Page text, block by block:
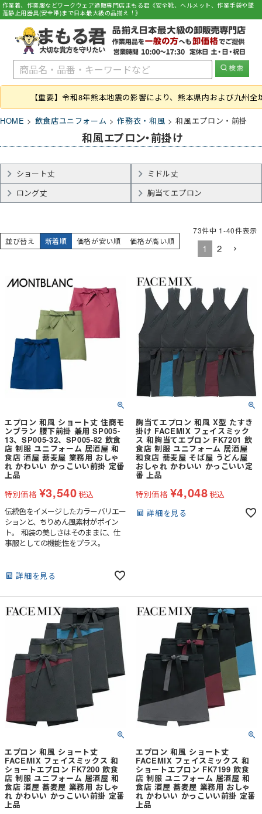
作業着、作業服などワークウェア通販専門店まもる君《安全靴、ヘルメット、作業手袋や墜
落静止用器具(安全帯)まで日本最大級の品揃え！》
【重要】令和8年熊本地震の影響により、熊本県内および九州
HOME 飲食店ユニフォーム 作務衣・和風 和風エプロン・前掛
和風エプロン・前掛け
ショート丈
ミドル丈
ロング丈
胸当てエプロン
並び替え 新着順 価格が安い順 価格が高い順
73件中 1-40件表示
1 2
エプロン 和風 ショート丈 住商モ
ンブラン 腰下前掛 兼用 SP005-
13、SP005-32、SP005-82 飲食
店 制服 ユニフォーム 居酒屋 和
食店 酒屋 蕎麦屋 業務用 おしゃ
れ かわいい かっこいい前掛 定番
上品
特別価格 ¥3,540税込
伝統色をイメージしたカラーバリエー
ションと、ちりめん風素材がポイン
ト。 和装の美しさはそのままに、仕
事服としての機能性をプラス。
詳細を見る
胸当てエプロン 和風 X型 たすき
掛け FACEMIX フェイスミック
ス 和胸当てエプロン FK7201 飲
食店 制服 ユニフォーム 居酒屋
和食店 蕎麦屋 そば屋 うどん屋
おしゃれ かわいい かっこいい定
番 上品
特別価格 ¥4,048税込
詳細を見る
エプロン 和風 ショート丈
FACEMIX フェイスミックス 和
ショートエプロン FK7200 飲食
店 制服 ユニフォーム 居酒屋 和
食店 酒屋 蕎麦屋 業務用 おしゃ
れ かわいい かっこいい前掛 定番
上品
エプロン 和風 ショート丈
FACEMIX フェイスミックス 和
ショートエプロン FK7199 飲食
店 制服 ユニフォーム 居酒屋 和
食店 酒屋 蕎麦屋 業務用 おしゃ
れ かわいい かっこいい前掛 定番
上品